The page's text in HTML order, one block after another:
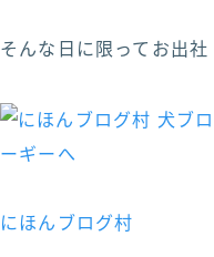
そんな日に限ってお出
にほんブログ村